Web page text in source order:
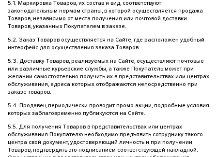
5.1. Маркировка Товаров, их состав и вид, соответствуют
законодательным нормам страны, в которой осуществляется продажа
Товаров, независимо от места получения или почтовой доставки
Товаров, указанных Покупателем в заказе.
5.2. Заказ Товаров осуществляется на Сайте, где расположен удобный
интерфейс для осуществления заказа Товаров.
5.3. Доставку Товаров, реализуемых на Сайте, осуществляют почтовые
или различные курьерские службы, а также Покупатель может при
желании самостоятельно получить их в представительствах или центрах
обслуживания, адреса которых отображаются непосредственно при
заказе товаров.
5.4. Продавец периодически проводит промо акции, подробные условия
которых заблаговременно публикуются на Сайте.
5.5. Для получения Товаров в представительствах или центрах
обслуживания Покупателю необходимо предъявить сотруднику такого
центра свой документ, удостоверяющий личность и при получении
Товаров, подтвердить это подписанием соответствующей накладной.